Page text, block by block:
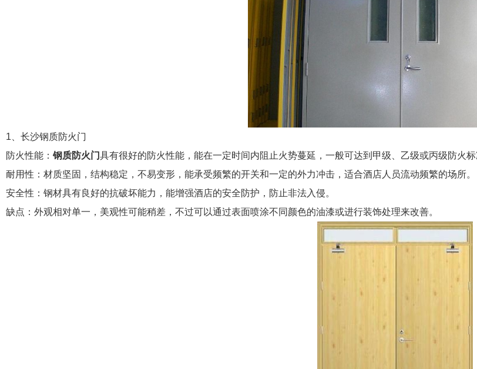
1、长沙钢质防火门
防火性能： 钢质防火门具有很好的防火性能，能在一定时间内阻止火势蔓延，一般可达到甲级、乙级或丙级防火
耐用性：材质坚固，结构稳定，不易变形，能承受频繁的开关和一定的外力冲击，适合酒店人员流动频繁的场所。
安全性：钢材具有良好的抗破坏能力，能增强酒店的安全防护，防止非法入侵。
缺点：外观相对单一，美观性可能稍差，不过可以通过表面喷涂不同颜色的油漆或进行装饰处理来改善。